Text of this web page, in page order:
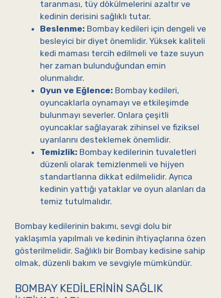
taranması, tüy dökülmelerini azaltır ve
kedinin derisini sağlıklı tutar.
Beslenme: Bombay kedileri için dengeli ve
besleyici bir diyet önemlidir. Yüksek kaliteli
kedi maması tercih edilmeli ve taze suyun
her zaman bulunduğundan emin
olunmalıdır.
Oyun ve Eğlence: Bombay kedileri,
oyuncaklarla oynamayı ve etkileşimde
bulunmayı severler. Onlara çeşitli
oyuncaklar sağlayarak zihinsel ve fiziksel
uyarılarını desteklemek önemlidir.
Temizlik: Bombay kedilerinin tuvaletleri
düzenli olarak temizlenmeli ve hijyen
standartlarına dikkat edilmelidir. Ayrıca
kedinin yattığı yataklar ve oyun alanları da
temiz tutulmalıdır.
Bombay kedilerinin bakımı, sevgi dolu bir
yaklaşımla yapılmalı ve kedinin ihtiyaçlarına özen
gösterilmelidir. Sağlıklı bir Bombay kedisine sahip
olmak, düzenli bakım ve sevgiyle mümkündür.
BOMBAY KEDILERININ SAĞLIK